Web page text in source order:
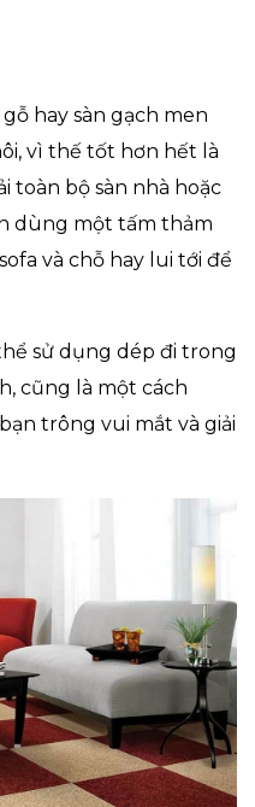
hay sàn gạch men
vì thế tốt hơn hết là
toàn bộ sàn nhà hoặc
dùng một tấm thảm
và chỗ hay lui tới để
sử dụng dép đi trong
cũng là một cách
trông vui mắt và giải